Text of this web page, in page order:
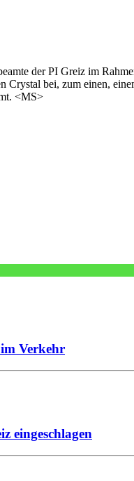
der PI Greiz im
Crystal bei, zum einen,
<MS>
Verkehr
eingeschlagen